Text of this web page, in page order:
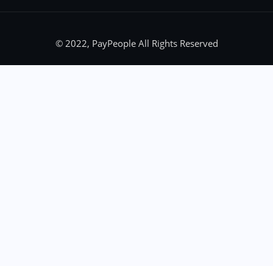
© 2022, PayPeople All Rights Reserved